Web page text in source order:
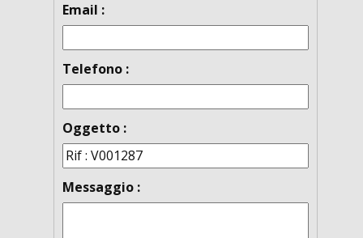
Email :
Telefono :
Oggetto :
Messaggio :